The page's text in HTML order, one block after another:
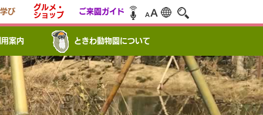
び
グルメ・
ショップ
ご来園ガイド
案内 ときわ動物園について